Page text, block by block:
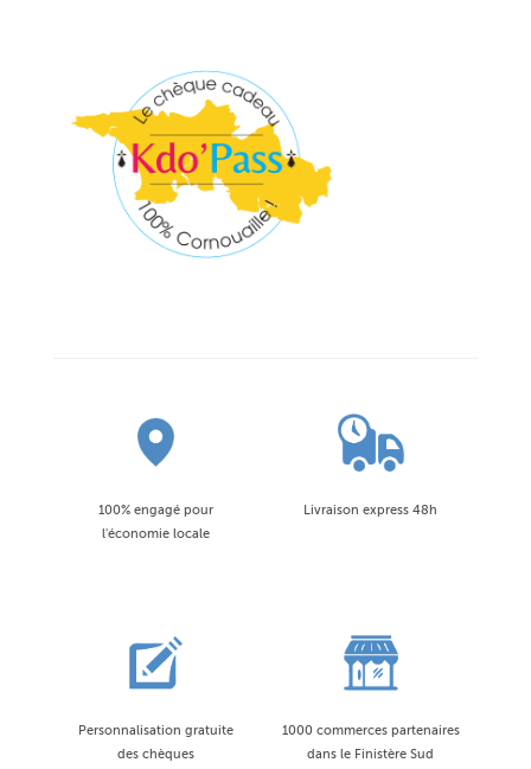
100% engagé pour
l'économie locale
Livraison express 48h
Personnalisation gratuite
des chèques
1000 commerces partenaires
dans le Finistère Sud